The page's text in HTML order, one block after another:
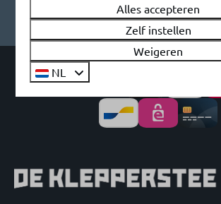
Beveiligd door reCaptcha,privacybeleiden
Veilig betalen
Alles accepteren
Zelf instellen
Weigeren
NL